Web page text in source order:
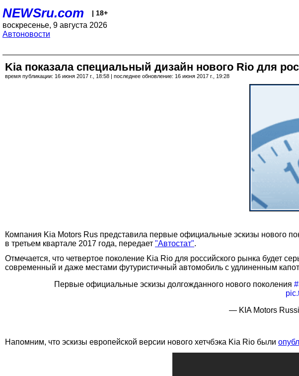
NEWSru.com | 18+
воскресенье, 9 августа 2026
Автоновости
Kia показала специальный дизайн нового Rio для
время публикации: 16 июня 2017 г., 18:58 | последнее обновление: 16 июня 2017 г., 19:28
Компания Kia Motors Rus представила первые официальные эскизы нового
в третьем квартале 2017 года, передает "Автостат".
Отмечается, что четвертое поколение Kia Rio для российского рынка будет
современный и даже местами футуристичный автомобиль с удлиненным
Первые официальные эскизы долгожданного нового поколения
— KIA Motors
Напомним, что эскизы европейской версии нового хетчбэка Kia Rio были